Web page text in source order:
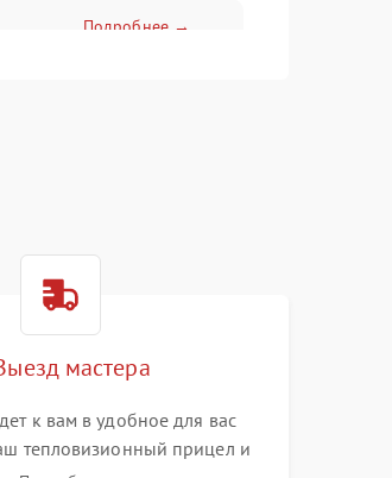
Подробнее →
мастера
к вам в удобное для вас
тепловизионный прицел и